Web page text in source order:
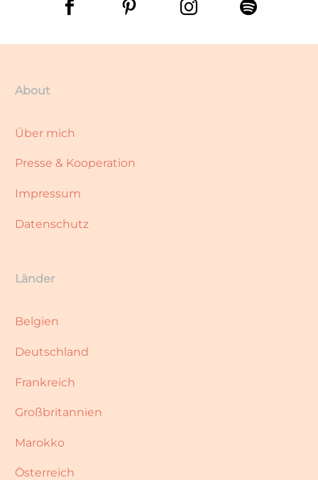
About
Über mich
Presse & Kooperation
Impressum
Datenschutz
Länder
Belgien
Deutschland
Frankreich
Großbritannien
Marokko
Österreich